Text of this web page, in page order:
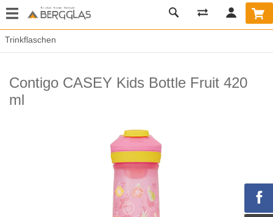
Trinkflaschen
Contigo CASEY Kids Bottle Fruit 420
ml